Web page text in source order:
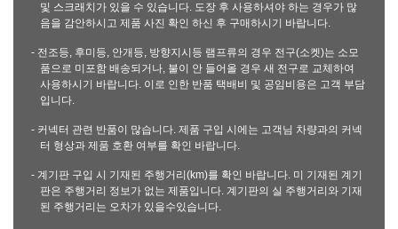
및 스크래치가 있을 수 있습니다. 도장 후 사용하셔야 하는 경우가 많
음을 감안하시고 제품 사진 확인 하신 후 구매하시기 바랍니다.
- 전조등, 후미등, 안개등, 방향지시등 램프류의 경우 전구(소켓)는 소모
품으로 미포함 배송되거나, 불이 안 들어올 경우 새 전구로 교체하여
사용하시기 바랍니다. 이로 인한 반품 택배비 및 공임비용은 고객 부담
입니다.
- 커넥터 관련 반품이 많습니다. 제품 구입 시에는 고객님 차량과의 커넥
터 형상과 제품 호환 여부를 확인 바랍니다.
- 계기판 구입 시 기재된 주행거리(km)를 확인 바랍니다. 미 기재된 계기
판은 주행거리 정보가 없는 제품입니다. 계기판의 실 주행거리와 기재
된 주행거리는 오차가 있을수있습니다.